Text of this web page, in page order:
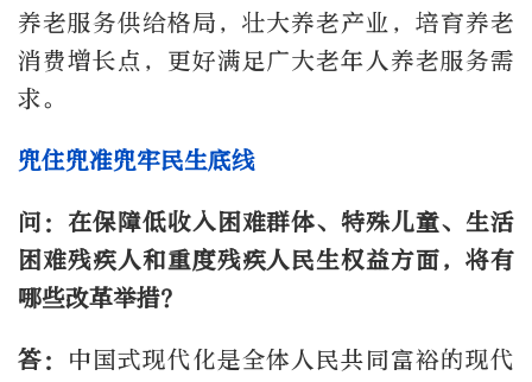
养老服务供给格局，壮大养老产业，培育养老
消费增长点，更好满足广大老年人养老服务需
求。
兜住兜准兜牢民生底线
问：在保障低收入困难群体、特殊儿童、生活
困难残疾人和重度残疾人民生权益方面，将有
哪些改革举措？
答： 中国式现代化是全体人民共同富裕的现代